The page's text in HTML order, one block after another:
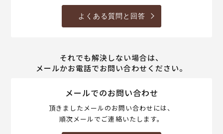
よくある質問と回答
それでも解決しない場合は、
メールかお電話でお問い合わせください。
メールでのお問い合わせ
頂きましたメールのお問い合わせには、
順次メールでご連絡いたします。